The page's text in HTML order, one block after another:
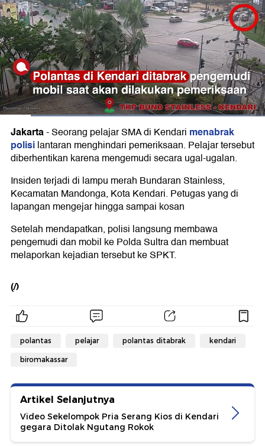
Jakarta-Seorang pelajar SMA di Kendari menabrak
polisilantaran menghindari pemeriksaan. Pelajar tersebut
diberhentikan karena mengemudi secara ugal-ugalan.
Insiden terjadi di lampu merah Bundaran Stainless,
Kecamatan Mandonga, Kota Kendari. Petugas yang di
lapangan mengejar hingga sampai kosan
Setelah mendapatkan, polisi langsung membawa
pengemudi dan mobil ke Polda Sultra dan membuat
melaporkan kejadian tersebut ke SPKT.
(/)
polantas pelajar polantas ditabrak kendari
biromakassar
Artikel Selanjutnya
Video Sekelompok Pria Serang Kios di Kendari
gegara Ditolak Ngutang Rokok